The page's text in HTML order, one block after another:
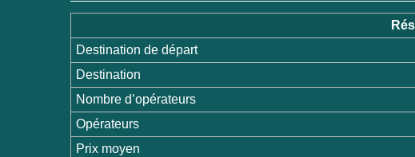
Destination de départ
Destination
Nombre d’opérateurs
Opérateurs
Prix moyen